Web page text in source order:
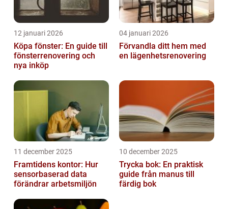
12 januari 2026
Köpa fönster: En guide till
fönsterrenovering och
nya inköp
04 januari 2026
Förvandla ditt hem med
en lägenhetsrenovering
11 december 2025
Framtidens kontor: Hur
sensorbaserad data
förändrar arbetsmiljön
10 december 2025
Trycka bok: En praktisk
guide från manus till
färdig bok